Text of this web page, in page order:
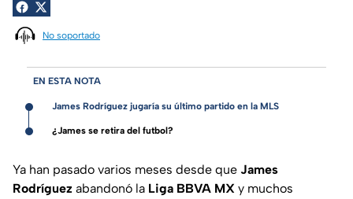
No soportado
EN ESTA NOTA
James Rodríguez jugaría su último partido en la MLS
¿James se retira del futbol?
Ya han pasado varios meses desde que James
Rodríguez abandonó la Liga BBVA MX y muchos